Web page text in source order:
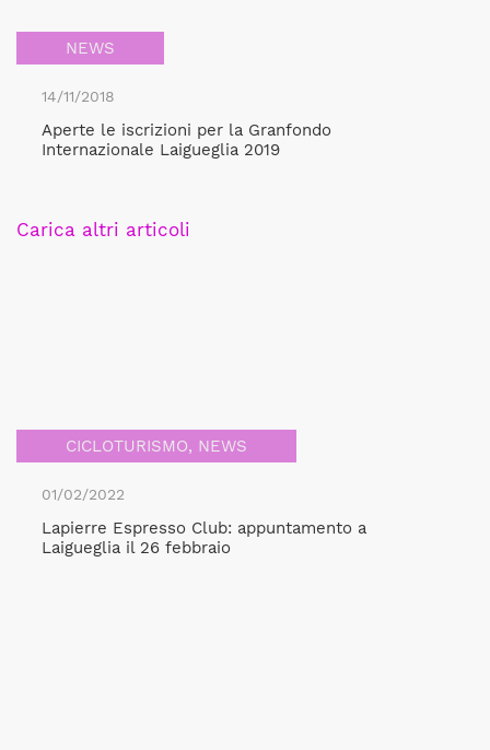
NEWS
14/11/2018
Aperte le iscrizioni per la Granfondo
Internazionale Laigueglia 2019
Carica altri articoli
CICLOTURISMO, NEWS
01/02/2022
Lapierre Espresso Club: appuntamento a
Laigueglia il 26 febbraio